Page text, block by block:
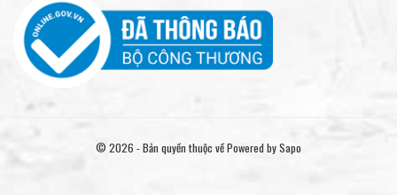
© 2026 - Bản quyền thuộc vềPowered by Sapo